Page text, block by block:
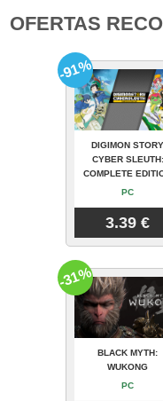
OFERTAS
DIGIMON STORY
CYBER SLEUTH:
COMPLETE
PC
3.39 €
-91%
BLACK MYTH:
WUKONG
PC
-31%